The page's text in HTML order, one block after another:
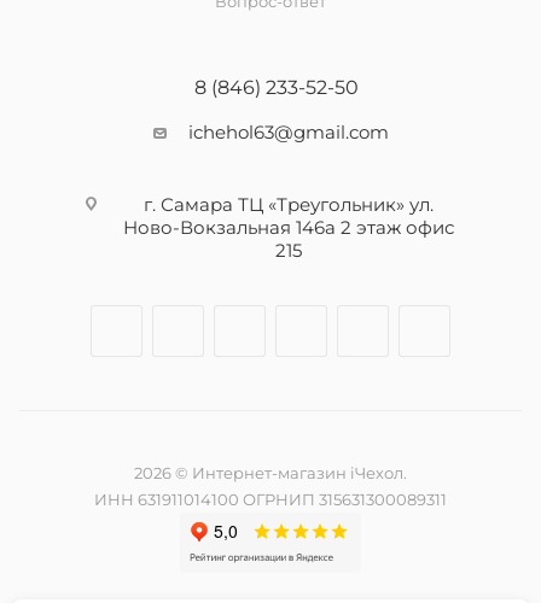
8 (846) 233-52-50
ichehol63@gmail.com
г. Самара ТЦ «Треугольник» ул.
Ново-Вокзальная 146а 2 этаж офис
215
2026 © Интернет-магазин iЧехол.
ИНН 631911014100 ОГРНИП 315631300089311